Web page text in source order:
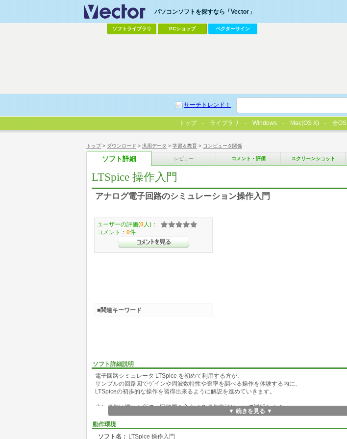
トップ> ダウンロード > 汎用データ > 学習＆教育 > コンピュータ関係
ソフト詳細 レビュー コメント・評価 スクリーンショット
LTSpice 操作入門
アナログ電子回路のシミュレーション操作入門
ソフト詳細説明
電子回路シミュレータ LTSpice を初めて利用する方が、
サンプルの回路図でゲインや周波数特性や歪率を調べる操作を体験する内に、
LTSpiceの初歩的な操作を習得出来るように解説を進めていきます。
少し操作に慣れた所で、回路図を入力する操作方法について説明します。
LTSpiceで利用できる電源や信号源の説明
オペアンプを使用した回路の伝達関数の求め方を詳細に説明します。
▼ 続きを見る ▼
動作環境
ソフト名： LTSpice 操作入門
ユーザーの評価(0 人)：
コメント： 0件
■関連キーワード
パソコンソフトを探すなら「Vector」
ソフトライブラリ PCショップ ベクターサイン
サーチトレンド！
トップ ライブラリ Windows Mac(OS X) 全OS